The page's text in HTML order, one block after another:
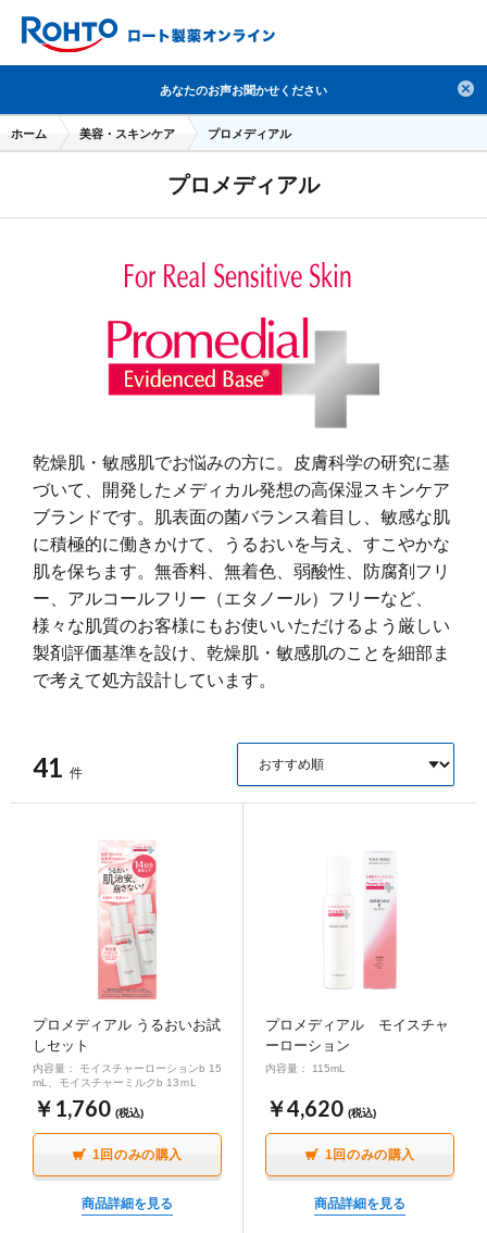
人気のキーワードで検索
目薬 ロートV5 日焼け止め 熱中症対策
セラミド オバジ ダーマセプトRX
セノビック エピステーム
制汗剤 洗顔
成分から探す 注目の商品 を見る
ポイント交換品 を見る お問い合わせ
検索
ログイン / 新規会員登録
サプリメント・食品
美容・スキンケア
∟ スキンケア
∟ 美容サプリメント
医薬品・目薬
その他
お悩み・用途から探す
お得にお買い物
ポイントを貯める
ジャーナル(美容情報・健康情報・読み物)
スタッフのお気に入り
ロート製薬の想い
お問い合わせ
ご利用ガイド
個人情報の取り扱い
医薬品の販売に関する表示
特定商取引に関する法律に基づく表記
ご利用環境
サイトマップ
あなたのお声お聞かせください
ホーム 美容・スキンケア プロメディアル
プロメディアル
乾燥肌・敏感肌でお悩みの方に。皮膚科学の研究に基
づいて、開発したメディカル発想の高保湿スキンケア
ブランドです。肌表面の菌バランス着目し、敏感な肌
に積極的に働きかけて、うるおいを与え、すこやかな
肌を保ちます。無香料、無着色、弱酸性、防腐剤フリ
ー、アルコールフリー（エタノール）フリーなど、
様々な肌質のお客様にもお使いいただけるよう厳しい
製剤評価基準を設け、乾燥肌・敏感肌のことを細部ま
で考えて処方設計しています。
41 件
プロメディアル うるおいお試
しセット
内容量： モイスチャーローションb 15
mL、モイスチャーミルクb 13ｍL
￥1,760 (税込)
1回のみの購入
商品詳細を見る
プロメディアル モイスチャ
ーローション
内容量： 115mL
￥4,620 (税込)
1回のみの購入
商品詳細を見る